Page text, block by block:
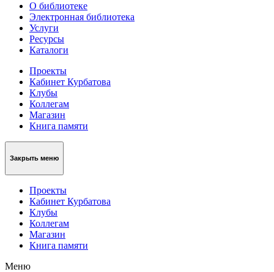
О библиотеке
Электронная библиотека
Услуги
Ресурсы
Каталоги
Проекты
Кабинет Курбатова
Клубы
Коллегам
Магазин
Книга памяти
Закрыть меню
Проекты
Кабинет Курбатова
Клубы
Коллегам
Магазин
Книга памяти
Меню